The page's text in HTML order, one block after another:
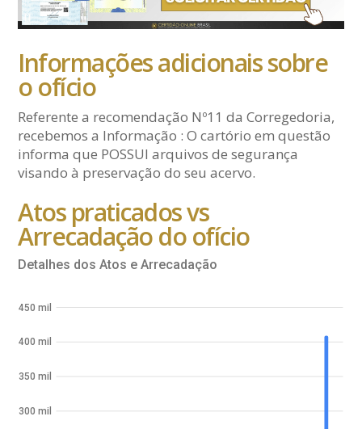
Informações adicionais sobre
o ofício
Referente a recomendação Nº11 da Corregedoria,
recebemos a Informação : O cartório em questão
informa que POSSUI arquivos de segurança
visando à preservação do seu acervo.
Atos praticados vs
Arrecadação do ofício
Detalhes dos Atos e Arrecadação
300 mil
350 mil
400 mil
450 mil